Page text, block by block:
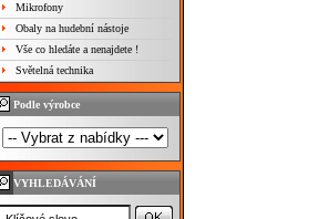
Mikrofony
Obaly na hudební nástoje
Vše co hledáte a nenajdete !
Světelná technika
Podle výrobce
VYHLEDÁVÁNÍ